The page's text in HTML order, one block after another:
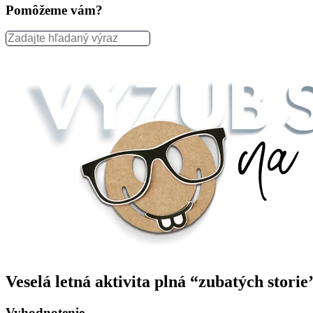
Pomôžeme vám?
Veselá letná aktivita plná “zubatých